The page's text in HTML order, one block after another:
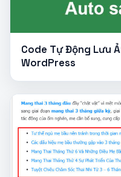
Code Tự Động Lưu
WordPress